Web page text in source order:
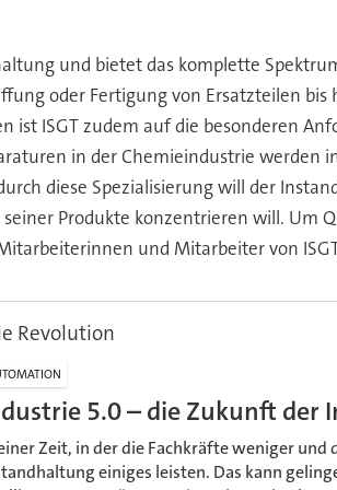
und bietet das komplette
oder Fertigung von Ersatzteilen
ist ISGT zudem auf die besonderen
in der Chemieindustrie werden
diese Spezialisierung will der
Produkte konzentrieren will. Um
und Mitarbeiter von
Revolution
5.0 – die Zukunft der
Zeit, in der die Fachkräfte weniger
einiges leisten. Das kann